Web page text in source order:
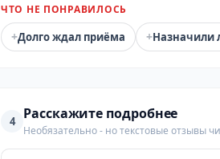
ЧТО НЕ ПОНРАВИЛОСЬ
+Долго ждал приёма +Назначили
4 Расскажите подробнее
Необязательно - но текстовые отзывы